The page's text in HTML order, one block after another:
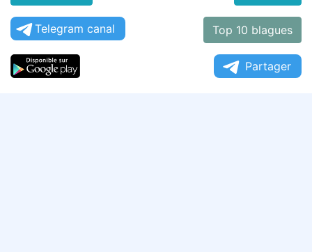
Telegram canal Top 10 blagues
Partager